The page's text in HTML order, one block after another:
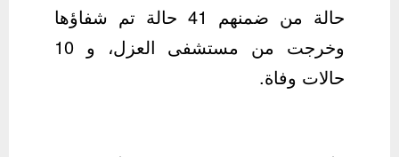
حالة من ضمنهم 41 حالة تم شفاؤها
وخرجت من مستشفى العزل، و 10
حالات وفاة.